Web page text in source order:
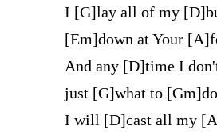
I [G]lay all of my
[Em]down at Your
And any [D]time I
just [G]what to
I will [D]cast all my